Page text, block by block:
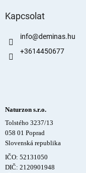
Kapcsolat
info@deminas.hu
+3614450677
Naturzon s.r.o.
Tolstého 3237/13
058 01 Poprad
Slovenská republika
IČO: 52131050
DIČ: 2120901948